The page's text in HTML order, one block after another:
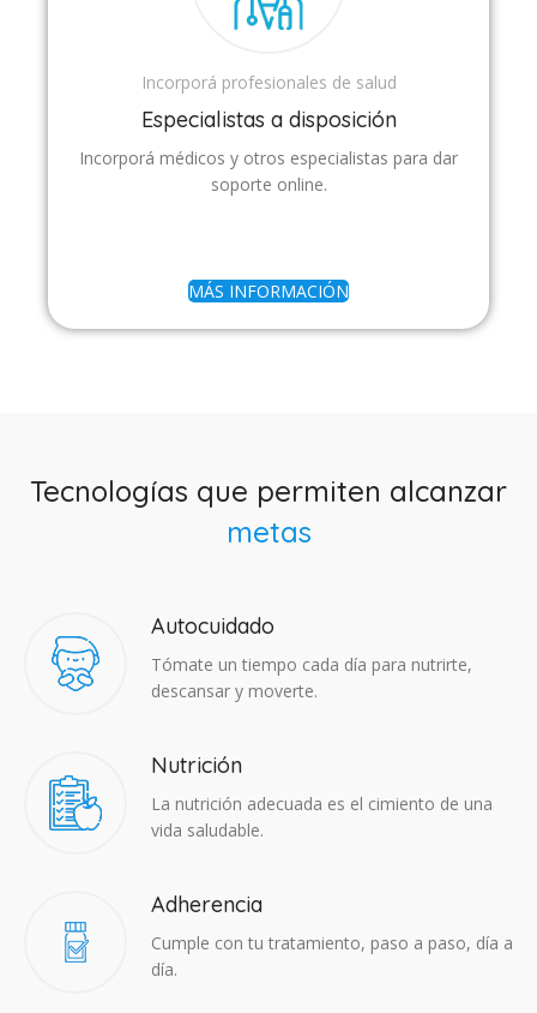
Incorporá profesionales de salud
Especialistas a disposición
Incorporá médicos y otros especialistas para dar
soporte online.
MÁS INFORMACIÓN
Tecnologías que permiten alcanzar
metas
Autocuidado
Tómate un tiempo cada día para nutrirte,
descansar y moverte.
Nutrición
La nutrición adecuada es el cimiento de una
vida saludable.
Adherencia​
Cumple con tu tratamiento, paso a paso, día a
día.